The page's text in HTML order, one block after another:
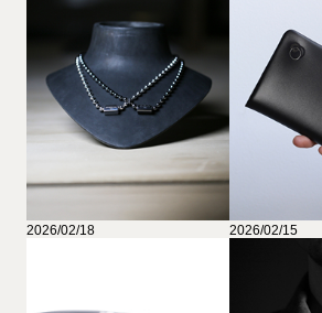
2026/02/18 2026/02/15